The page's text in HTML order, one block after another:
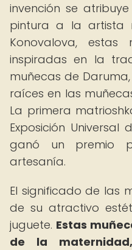
invención se
pintura a la artista
Konovalova, estas
inspiradas en la
muñecas de
raíces en las
La primera
Exposición Universal
ganó un premio
artesanía.
El significado de las
de su atractivo
juguete. Estas
de la